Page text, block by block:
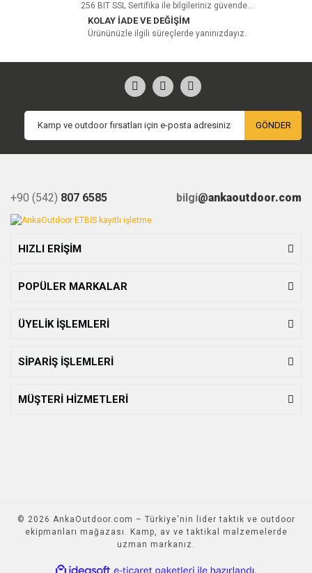
256 BIT SSL Sertifika ile bilgileriniz güvende...
KOLAY İADE VE DEĞİŞİM
Ürününüzle ilgili süreçlerde yanınızdayız.
GÖNDER
+90 (542) 807 6585 bilgi@ankaoutdoor.com
HIZLI ERİŞİM
POPÜLER MARKALAR
ÜYELİK İŞLEMLERİ
SİPARİŞ İŞLEMLERİ
MÜŞTERİ HİZMETLERİ
© 2026 AnkaOutdoor.com – Türkiye'nin lider taktik ve outdoor
ekipmanları mağazası. Kamp, av ve taktikal malzemelerde
uzman markanız.
ideasoft e-